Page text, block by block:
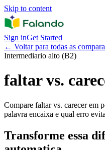
Skip to content
Sign inGet Started
← Voltar para todas as
Intermediario alto (B2)
faltar vs.
Compare faltar vs. carecer em
palavra encaixa e qual erro
Transforme essa